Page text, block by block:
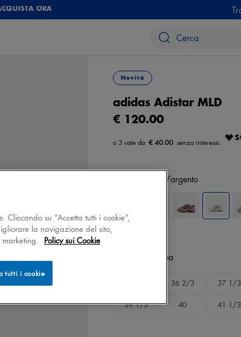
ORA
Novità
adidas Adistar MLD
€ 120.00
€ 40.00
bianco/argento
Seleziona
36 2/3 37 1/3
39 1/3 40 41 1/3
Cliccando su “Accetta tutti i cookie”,
la navigazione del sito,
Policy sui Cookie
tutti i cookie